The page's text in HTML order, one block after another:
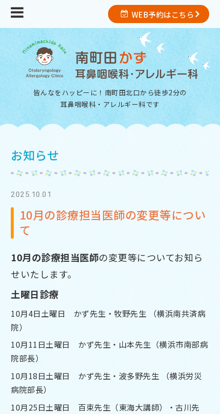
WEB予約はこちら
皆んなをハッピーに！南町田北口から徒歩2分の
耳鼻咽喉科・アレルギー科です
お知らせ
2025.10.01
10月の診療担当医師の変更等につい
て
10月の診療担当医師の変更等についてお知ら
せいたします。
土曜日診療
10月4日土曜日 かず先生・牧野先生 （横浜南共済病
院）
10月11日土曜日 かず先生・ 山本先生（横浜市南部病
院部長）
10月18日土曜日 かず先生・ 波多野先生 （横浜労災
病院部長）
10月25日土曜日 百束先生（東海大講師）・古川先